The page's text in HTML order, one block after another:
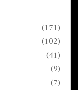
(171)
(102)
(41)
(9)
(7)